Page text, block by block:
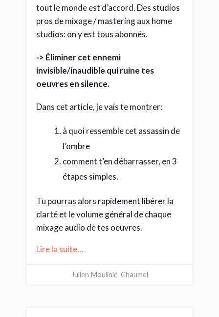
tout le monde est d’accord. Des studios
pros de mixage / mastering aux home
studios: on y est tous abonnés.
-> Éliminer cet ennemi
invisible/inaudible qui ruine tes
oeuvres en silence.
Dans cet article, je vais te montrer:
à quoi ressemble cet assassin de
l’ombre
comment t’en débarrasser, en 3
étapes simples.
Tu pourras alors rapidement libérer la
clarté et le volume général de chaque
mixage audio de tes oeuvres.
Lire la suite…
Julien Moulinié-Chaumel